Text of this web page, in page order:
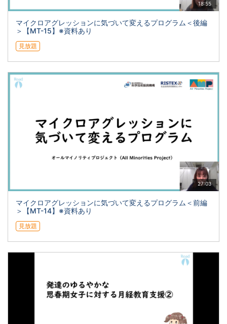
18:55
マイクロアグレッションに気づいて変えるプログラム＜後編
＞【MT-15】※資料あり
見放題
27:03
マイクロアグレッションに気づいて変えるプログラム＜前編
＞【MT-14】※資料あり
見放題